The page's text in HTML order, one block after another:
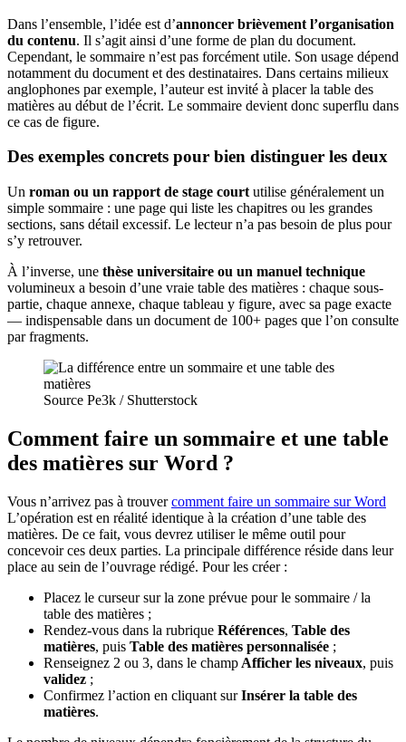
Dans l’ensemble, l’idée est d’annoncer brièvement l’organisation
du contenu. Il s’agit ainsi d’une forme de plan du document.
Cependant, le sommaire n’est pas forcément utile. Son usage dépend
notamment du document et des destinataires. Dans certains milieux
anglophones par exemple, l’auteur est invité à placer la table des
matières au début de l’écrit. Le sommaire devient donc superflu dans
ce cas de figure.
Des exemples concrets pour bien distinguer les deux
Un roman ou un rapport de stage court utilise généralement un
simple sommaire : une page qui liste les chapitres ou les grandes
sections, sans détail excessif. Le lecteur n’a pas besoin de plus pour
s’y retrouver.
À l’inverse, une thèse universitaire ou un manuel technique
volumineux a besoin d’une vraie table des matières : chaque sous-
partie, chaque annexe, chaque tableau y figure, avec sa page exacte
— indispensable dans un document de 100+ pages que l’on consulte
par fragments.
Source Pe3k / Shutterstock
Comment faire un sommaire et une table
des matières sur Word ?
Vous n’arrivez pas à trouvercomment faire un sommaire sur Word
L’opération est en réalité identique à la création d’une table des
matières. De ce fait, vous devrez utiliser le même outil pour
concevoir ces deux parties. La principale différence réside dans leur
place au sein de l’ouvrage rédigé. Pour les créer :
Placez le curseur sur la zone prévue pour le sommaire / la
table des matières ;
Rendez-vous dans la rubrique Références, Table des
matières, puis Table des matières personnalisée ;
Renseignez 2 ou 3, dans le champ Afficher les niveaux, puis
validez ;
Confirmez l’action en cliquant surInsérer la table des
matières.